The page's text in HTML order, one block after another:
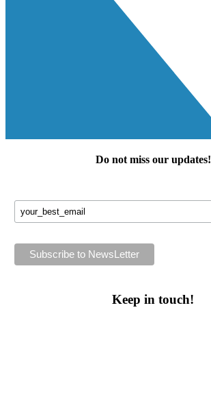
Do not miss our updates!
Keep in touch!